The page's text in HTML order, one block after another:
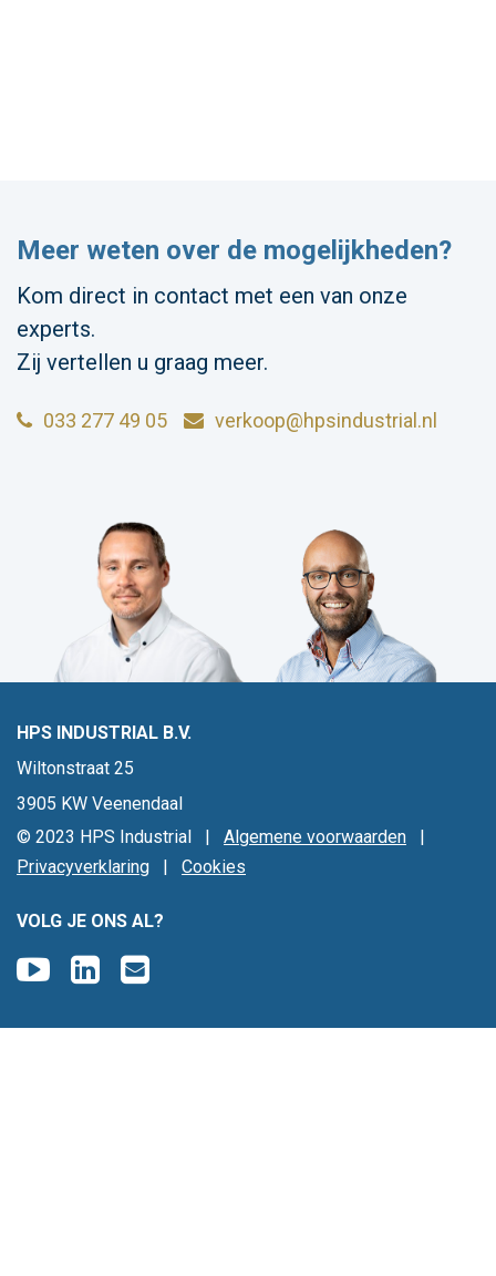
Meer weten over de mogelijkheden?
Kom direct in contact met een van onze
experts.
Zij vertellen u graag meer.
033 277 49 05 verkoop@hpsindustrial.nl
HPS INDUSTRIAL B.V.
Wiltonstraat 25
3905 KW Veenendaal
© 2023 HPS Industrial | Algemene voorwaarden
Privacyverklaring
Cookies
VOLG JE ONS AL?